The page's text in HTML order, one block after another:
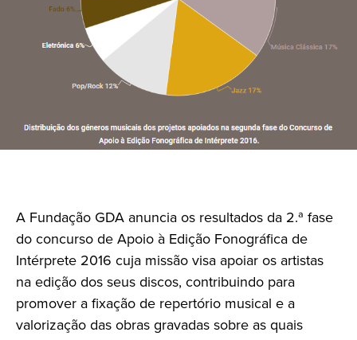
A Fundação GDA anuncia os resultados da 2.ª fase
do concurso de Apoio à Edição Fonográfica de
Intérprete 2016 cuja missão visa apoiar os artistas
na edição dos seus discos, contribuindo para
promover a fixação de repertório musical e a
valorização das obras gravadas sobre as quais